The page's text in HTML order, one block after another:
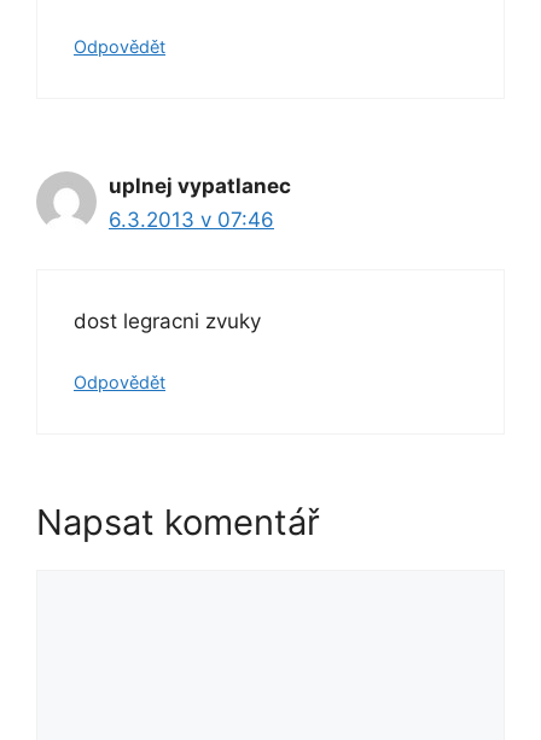
Odpovědět
uplnej vypatlanec
6.3.2013 v 07:46
dost legracni zvuky
Odpovědět
Napsat komentář